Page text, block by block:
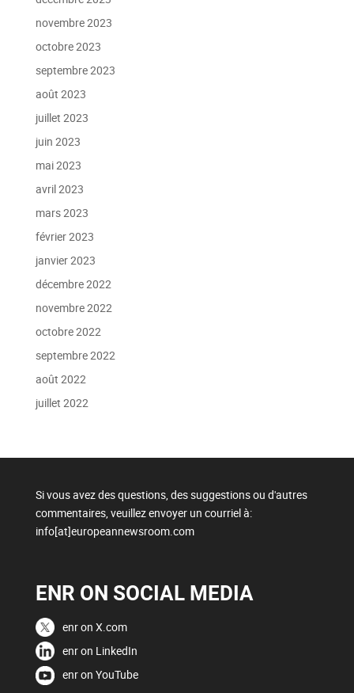
novembre 2023
octobre 2023
septembre 2023
août 2023
juillet 2023
juin 2023
mai 2023
avril 2023
mars 2023
février 2023
janvier 2023
décembre 2022
novembre 2022
octobre 2022
septembre 2022
août 2022
juillet 2022
Si vous avez des questions, des suggestions ou d'autres
commentaires, veuillez envoyer un courriel à:
info[at]europeannewsroom.com
ENR ON SOCIAL MEDIA
enr on X.com
enr on LinkedIn
enr on YouTube